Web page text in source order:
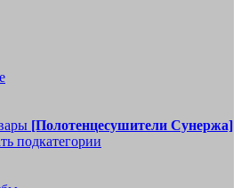
[Полотенцесушители Сунержа]
подкатегории